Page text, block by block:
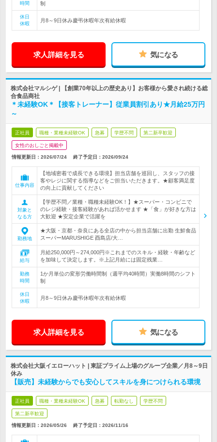
時間
制
休日
休暇
月8～9日休み慶弔休暇年次有給休暇
求人詳細を見る 気になる
株式会社マルシゲ | 【創業70年以上の歴史あり】お客様から愛され続ける総
合食品商社
＊未経験OK＊【接客トレーナー】従業員割引あり★月給25万円
～
正社員 職種・業種未経験OK 急募 学歴不問 第二新卒歓迎
女性のおしごと掲載中
情報更新日：2026/07/24 終了予定日： 2026/09/24
仕事内容
【地域密着で成長できる環境】担当店舗を巡回し、スタッフの接
客やレジに関する指導などをご担当いただきます。★顧客満足度
の向上に貢献してください
対象と
なる方
【学歴不問／業種・職種未経験OK！】★スーパー・コンビニで
のレジ経験・接客経験があれば活かせます ★「食」が好きな方は
大歓迎 ★安定企業で活躍を
勤務地
★大阪・京都・奈良にある全店の中から担当店舗に出勤 生鮮食品
スーパーMARUSHIGE 酉島店/大…
給与
月給250,000円～274,000円※これまでのスキル・経験・年齢など
を加味して決定します。※上記月給には固定残業…
勤務
時間
1か月単位の変形労働時間制（週平均40時間）実働8時間のシフト
制
休日
休暇
月8～9日休み慶弔休暇年次有給休暇
求人詳細を見る 気になる
株式会社大阪イエローハット | 東証プライム上場のグループ企業／月8～9日
休み
【販売】未経験からでも安心してスキルを身につけられる環境
正社員 職種・業種未経験OK 急募 転勤なし 学歴不問
第二新卒歓迎
情報更新日：2026/05/26 終了予定日： 2026/11/16